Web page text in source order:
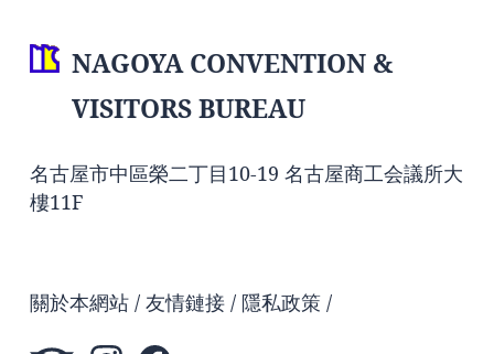
NAGOYA CONVENTION &
VISITORS BUREAU
名古屋市中區榮二丁目10-19 名古屋商工会議所大
樓11F
關於本網站 友情鏈接 隱私政策